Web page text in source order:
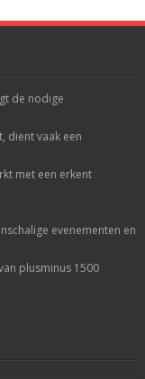
de nodige
dient vaak een
met een erkent
evenementen en
plusminus 1500